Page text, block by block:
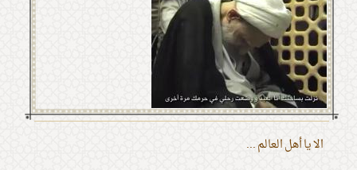
الا يا أهل العالم ...